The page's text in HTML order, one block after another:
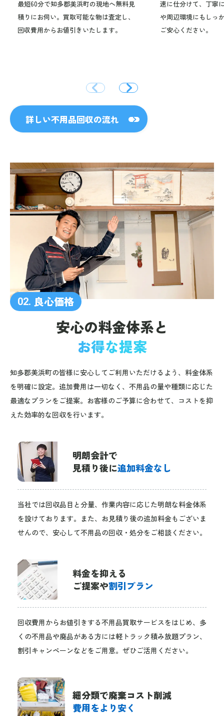
最短60分で知多郡美浜町の現地へ無料見
積りにお伺い。買取可能な物は査定し、
回収費用からお値引きいたします。
速に仕分けて、丁寧
や周辺環境にもしっ
ご安心ください。
詳しい不用品回収の流れ
02. 良心価格
安心の料金体系と
お得な提案
知多郡美浜町の皆様に安心してご利用いただけるよう、料金体系
を明確に設定。追加費用は一切なく、不用品の量や種類に応じた
最適なプランをご提案。お客様のご予算に合わせて、コストを抑
えた効率的な回収を行います。
明朗会計で
見積り後に追加料金なし
当社では回収品目と分量、作業内容に応じた明朗な料金体系
を設けております。また、お見積り後の追加料金もございま
せんので、安心して不用品の回収・処分をご相談ください。
料金を抑える
ご提案や割引プラン
回収費用からお値引きする不用品買取サービスをはじめ、多
くの不用品や廃品がある方には軽トラック積み放題プラン、
割引キャンペーンなどをご用意。ぜひご活用ください。
細分類で廃棄コスト削減
費用をより安く